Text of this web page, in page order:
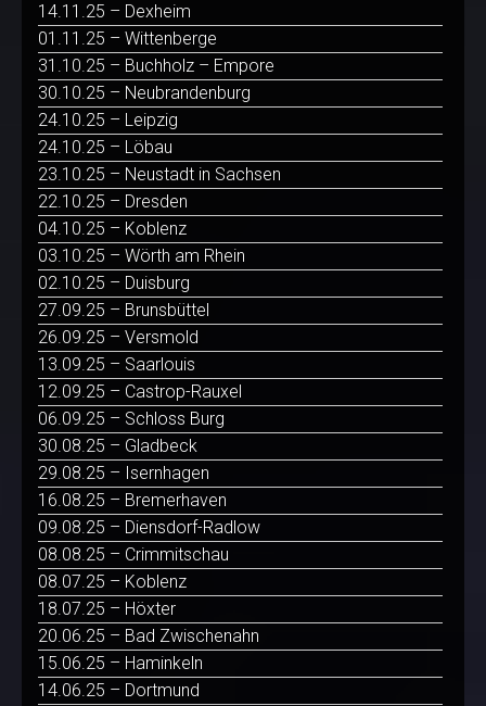
14.11.25 – Dexheim
01.11.25 – Wittenberge
31.10.25 – Buchholz – Empore
30.10.25 – Neubrandenburg
24.10.25 – Leipzig
24.10.25 – Löbau
23.10.25 – Neustadt in Sachsen
22.10.25 – Dresden
04.10.25 – Koblenz
03.10.25 – Wörth am Rhein
02.10.25 – Duisburg
27.09.25 – Brunsbüttel
26.09.25 – Versmold
13.09.25 – Saarlouis
12.09.25 – Castrop-Rauxel
06.09.25 – Schloss Burg
30.08.25 – Gladbeck
29.08.25 – Isernhagen
16.08.25 – Bremerhaven
09.08.25 – Diensdorf-Radlow
08.08.25 – Crimmitschau
08.07.25 – Koblenz
18.07.25 – Höxter
20.06.25 – Bad Zwischenahn
15.06.25 – Haminkeln
14.06.25 – Dortmund